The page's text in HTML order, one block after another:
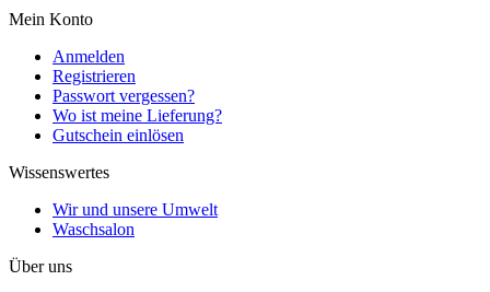
Mein Konto
Anmelden
Registrieren
Passwort vergessen?
Wo ist meine Lieferung?
Gutschein einlösen
Wissenswertes
Wir und unsere Umwelt
Waschsalon
Über uns